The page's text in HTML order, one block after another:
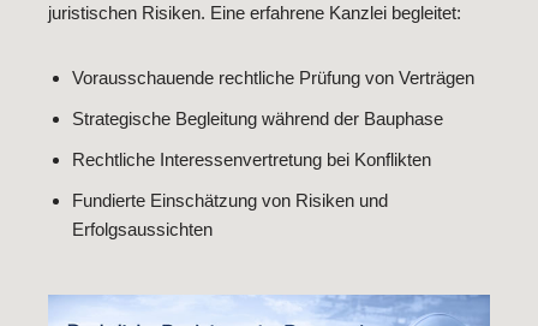
juristischen Risiken. Eine erfahrene Kanzlei begleitet:
Vorausschauende rechtliche Prüfung von Verträgen
Strategische Begleitung während der Bauphase
Rechtliche Interessenvertretung bei Konflikten
Fundierte Einschätzung von Risiken und
Erfolgsaussichten